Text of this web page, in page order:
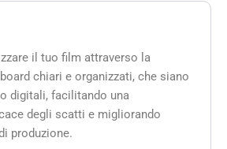
il tuo film attraverso la
chiari e organizzati, che siano
digitali, facilitando una
degli scatti e migliorando
produzione.